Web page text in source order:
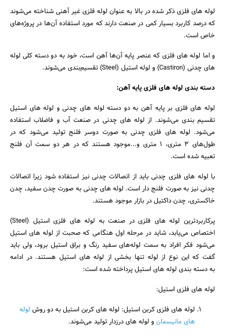
جستجو
لوله های فلزی ذکر شده در بالا به عنوان لوله فلزی غیر آهنی شناخته می‌شوند
که درصد کاربرد بسیار کمی در صنعت دارند که مورد استفاده آن‌ها در پروژه‌های
خاص است.
و اما لوله های فلزی که عنصر پایه آن‌ها آهن است، خود به دو دسته کلی لوله
های چدنی (Castiron) و لوله استیل (Steel) تقسیم‌بندی می‌شوند.
دسته بندی لوله های فلزی پایه آهن:
لوله های فلزی بر پایه آهن به دو دسته لوله های چدنی و لوله های استیل
تقسیم بندی می‌شوند. از لوله های چدنی در صنعت آب و فاضلاب استفاده
می‌شود. لوله های فلزی چدنی به صورت دوسر فلنج تولید می‌شود که در
طول‌های 3 متری، 1 متری و...موجود هستند که در هر دو سمت آن فلنج
تعبیه شده است.
با لوله های فلزی چدنی باید از اتصالات چدنی نیز استفاده شود زیرا اتصالات
چدنی نیز به صورت فلنج دار است. لوله های چدنی به صورت چدن سفید، چدن
خاکستری، چدن داکتیل در بازار موجود هستند.
پرکاربردترین لوله های فلزی در صنعت به لوله های فلزی استیل (Steel)
اختصاص می‌یابد، شاید در مرحله اول هنگامی که صحبت از لوله های استیل
می‌شود فکر افراد به سمت لوله‌های سفید رنگ و براق استیل برود، ولی باید
گفت که این نوع از لوله تنها بخشی از لوله های استیل هستند. در ادامه
به دسته بندی لوله های استیل پرداخته شده است:
لوله های فلزی استیل:
لوله های فلزی کربن استیل: لوله های کربن استیل به دو روش لوله
های مانیسمانو لوله های درزدار تولید می‌شوند.